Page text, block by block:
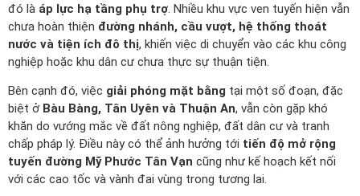
đó là áp lực hạ tầng phụ trợ . Nhiều khu vực ven tuyến hiện vẫn
chưa hoàn thiện đường nhánh, cầu vượt, hệ thống thoát
nước và tiện ích đô thị, khiến việc di chuyển vào các khu công
nghiệp hoặc khu dân cư chưa thực sự thuận tiện.
Bên cạnh đó, việc giải phóng mặt bằng tại một số đoạn, đặc
biệt ở Bàu Bàng, Tân Uyên và Thuận An, vẫn còn gặp khó
khăn do vướng mắc về đất nông nghiệp, đất dân cư và tranh
chấp pháp lý. Điều này có thể ảnh hưởng tới tiến độ mở rộng
tuyến đường Mỹ Phước Tân Vạn cũng như kế hoạch kết nối
với các cao tốc và vành đai vùng trong tương lai.